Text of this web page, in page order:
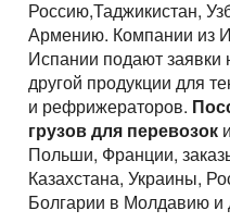
Россию,Таджикистан,
Армению. Компании из
Испании подают заявки
другой продукции для
и рефрижераторов.
грузов для перевозок
Польши, Франции,
Казахстана, Украины,
Болгарии в Молдавию и